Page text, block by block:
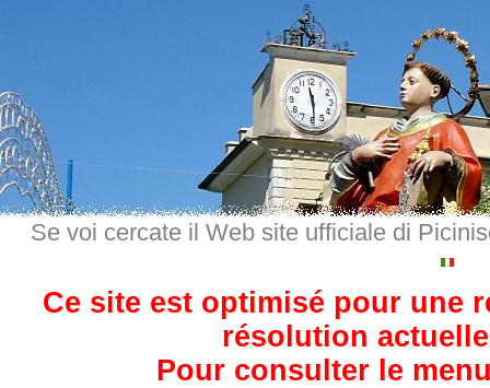
Se voi cercate il Web site ufficiale di
Ce site est optimisé pour une
résolution
Pour consulter le